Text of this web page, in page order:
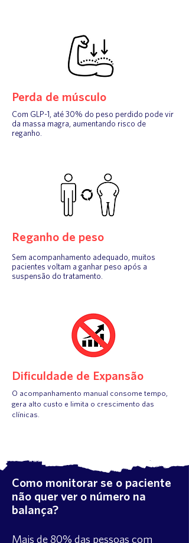
Perda de músculo
Com GLP-1, até 30% do peso perdido pode vir
da massa magra, aumentando risco de
reganho.
Reganho de peso
Sem acompanhamento adequado, muitos
pacientes voltam a ganhar peso após a
suspensão do tratamento.
Dificuldade de Expansão
O acompanhamento manual consome tempo,
gera alto custo e limita o crescimento das
clínicas.
Como monitorar se o paciente
não quer ver o número na
balança?
Mais de 80% das pessoas com